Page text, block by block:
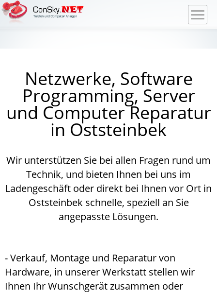
Netzwerke, Software
Programming, Server
und Computer Reparatur
in Oststeinbek
Wir unterstützen Sie bei allen Fragen rund um
Technik, und bieten Ihnen bei uns im
Ladengeschäft oder direkt bei Ihnen vor Ort in
Oststeinbek schnelle, speziell an Sie
angepasste Lösungen.
- Verkauf, Montage und Reparatur von
Hardware, in unserer Werkstatt stellen wir
Ihnen Ihr Wunschgerät zusammen oder